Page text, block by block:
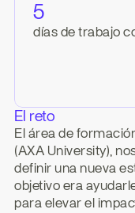
5
días de trabajo
El reto
El área de
(AXA University),
definir una nueva
objetivo era
para elevar el